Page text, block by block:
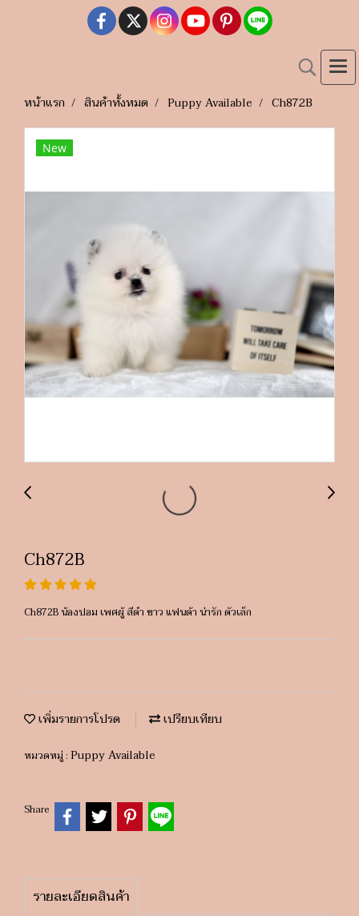
หน้าแรก สินค้าทั้งหมด Puppy Available Ch872B
New
Ch872B
Ch872B น้องปอม เพศผู้ สีดำ ขาว แฟนด้า น่ารัก ตัวเล็ก
เพิ่มรายการโปรด เปรียบเทียบ
หมวดหมู่ : Puppy Available
Share
รายละเอียดสินค้า